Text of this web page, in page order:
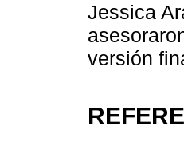
Jessica
versión